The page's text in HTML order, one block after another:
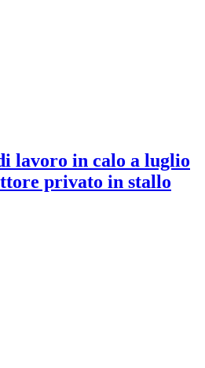
lavoro in calo a luglio
privato in stallo